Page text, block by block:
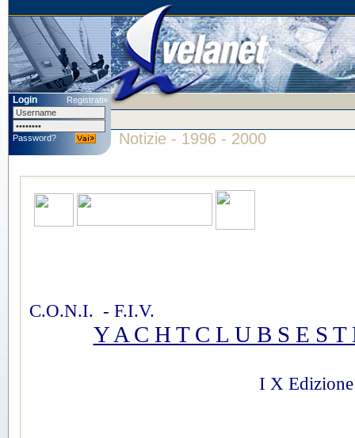
Login Registrati»
Password? Notizie - 1996 - 2000